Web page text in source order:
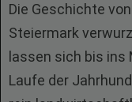
Die Geschichte
Steiermark
lassen sich bis
Laufe der